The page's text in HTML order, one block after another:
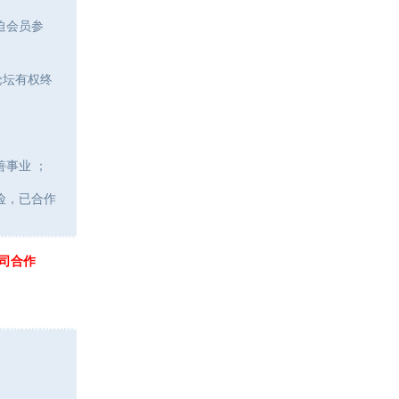
会员参
有权终
业 ；
，已合作
合作